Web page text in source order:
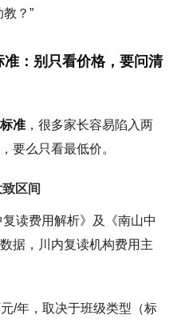
？”
：别只看价格，要问清
准 ，很多家长容易陷入两
要么只看最低价。
区间
读费用解析》及《南山中
据，川内复读机构费用主
元/年，取决于班级类型（标